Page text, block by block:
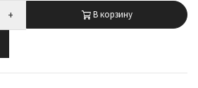
+ В корзину